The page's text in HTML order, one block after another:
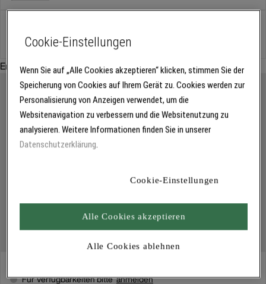
Set-Artikel
Empfohlenes Zubehör:
Für Verfügbarkeiten bitteanmelden
Cookie-Einstellungen
Wenn Sie auf „Alle Cookies akzeptieren“ klicken, stimmen Sie der
Speicherung von Cookies auf Ihrem Gerät zu. Cookies werden zur
Personalisierung von Anzeigen verwendet, um die
Websitenavigation zu verbessern und die Websitenutzung zu
analysieren. Weitere Informationen finden Sie in unserer
Datenschutzerklärung.
Cookie-Einstellungen
Alle Cookies ablehnen
Alle Cookies akzeptieren